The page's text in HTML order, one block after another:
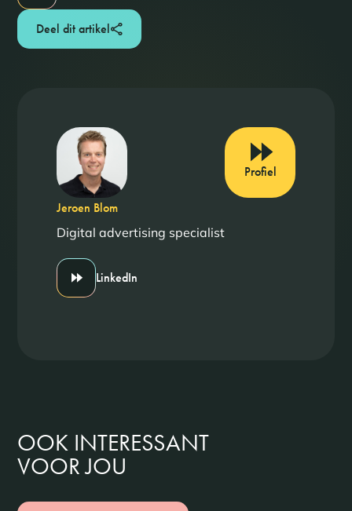
Deel dit artikel
Jeroen Blom
Digital advertising specialist
LinkedIn
Profiel
OOK INTERESSANT
VOOR JOU